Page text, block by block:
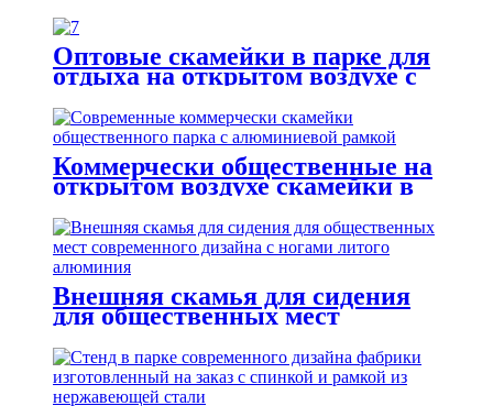
4 сиденья
Оптовые скамейки в парке для
отдыха на открытом воздухе с
ножками из литого алюминия
Коммерчески общественные на
открытом воздухе скамейки в
парке с алюминиевой рамкой
Внешняя скамья для сидения
для общественных мест
современного дизайна с ногами
литого алюминия